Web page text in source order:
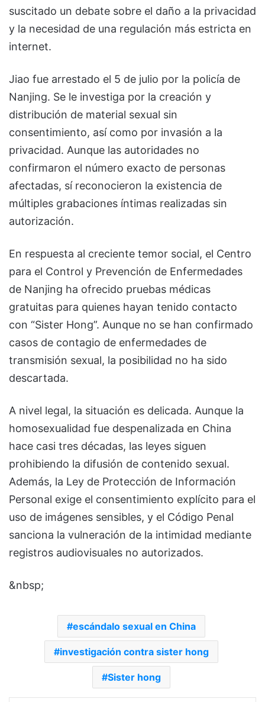
suscitado un debate sobre el daño a la privacidad
y la necesidad de una regulación más estricta en
internet.
Jiao fue arrestado el 5 de julio por la policía de
Nanjing. Se le investiga por la creación y
distribución de material sexual sin
consentimiento, así como por invasión a la
privacidad. Aunque las autoridades no
confirmaron el número exacto de personas
afectadas, sí reconocieron la existencia de
múltiples grabaciones íntimas realizadas sin
autorización.
En respuesta al creciente temor social, el Centro
para el Control y Prevención de Enfermedades
de Nanjing ha ofrecido pruebas médicas
gratuitas para quienes hayan tenido contacto
con “Sister Hong”. Aunque no se han confirmado
casos de contagio de enfermedades de
transmisión sexual, la posibilidad no ha sido
descartada.
A nivel legal, la situación es delicada. Aunque la
homosexualidad fue despenalizada en China
hace casi tres décadas, las leyes siguen
prohibiendo la difusión de contenido sexual.
Además, la Ley de Protección de Información
Personal exige el consentimiento explícito para el
uso de imágenes sensibles, y el Código Penal
sanciona la vulneración de la intimidad mediante
registros audiovisuales no autorizados.
&nbsp;
escándalo sexual en China
investigación contra sister hong
Sister hong